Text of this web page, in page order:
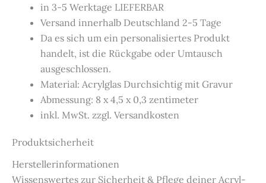
in 3-5 Werktage LIEFERBAR
Versand innerhalb Deutschland 2-5 Tage
Da es sich um ein personalisiertes Produkt
handelt, ist die Rückgabe oder Umtausch
ausgeschlossen.
Material: Acrylglas Durchsichtig mit Gravur
Abmessung: 8 x 4,5 x 0,3 zentimeter
inkl. MwSt. zzgl. Versandkosten
Produktsicherheit
Herstellerinformationen
Wissenswertes zur Sicherheit & Pflege deiner Acryl-